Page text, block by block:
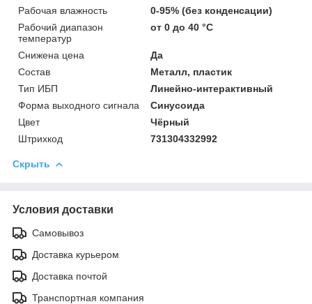
Рабочая влажность
0-95% (без конденсации)
Рабочий диапазон
температур
от 0 до 40 °С
Снижена цена
Да
Состав
Металл, пластик
Тип ИБП
Линейно-интерактивный
Форма выходного сигнала
Синусоида
Цвет
Чёрный
Штрихкод
731304332992
Скрыть
Условия доставки
Самовывоз
Доставка курьером
Доставка почтой
Транспортная компания